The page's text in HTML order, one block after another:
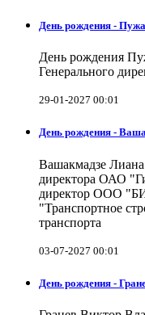
День рождения -
День рождения
Генерального
29-01-2027 00:01
День рождения -
Вашакмадзе Лиана
директора ОАО
директор ООО
"Транспортное
транспорта
03-07-2027 00:01
День рождения -